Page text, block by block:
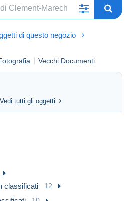
di questo negozio
Vecchi Documenti
Vedi tutti gli oggetti
classificati 12